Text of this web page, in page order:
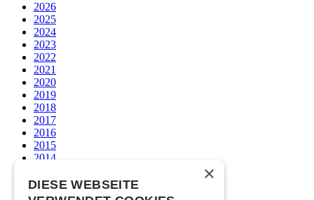
2026
2025
2024
2023
2022
2021
2020
2019
2018
2017
2016
2015
2014
2012
2011
×
DIESE WEBSEITE